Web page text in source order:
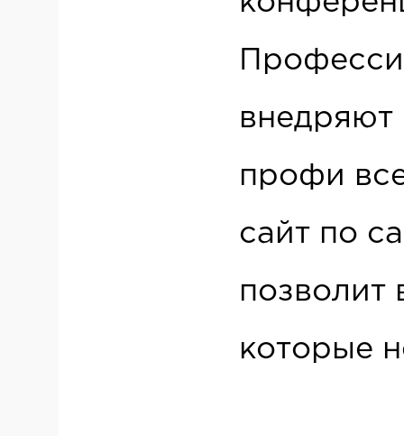
внедряют
профи
сайт по
позволит
которые